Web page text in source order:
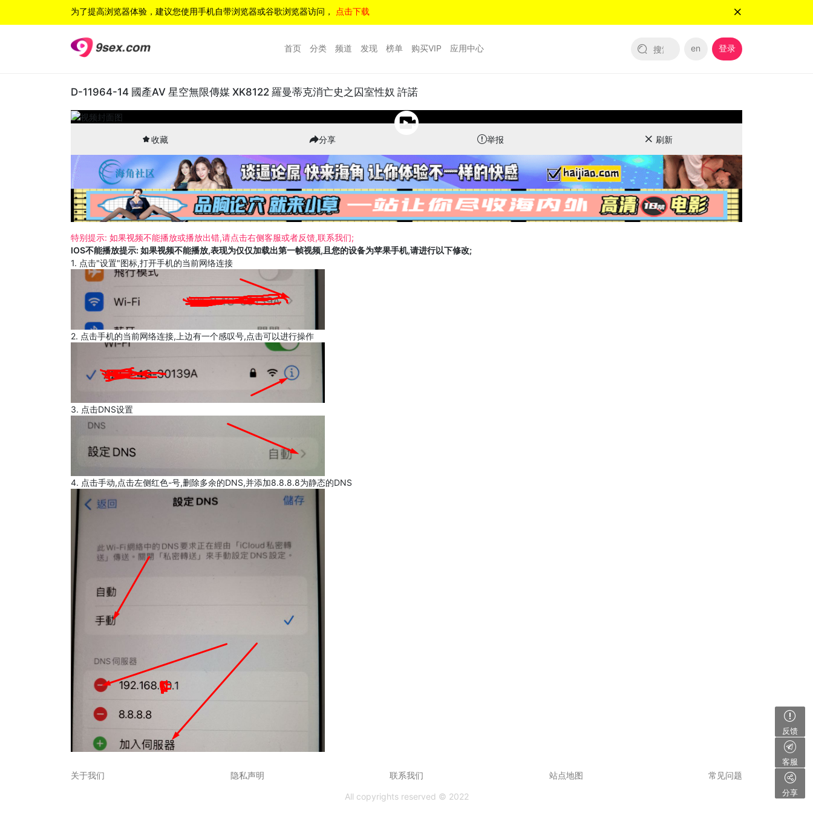
为了提高浏览器体验，建议您使用手机自带浏览器或谷歌浏览器访问， 点击下载
首页 分类 频道 发现 榜单 购买VIP 应用中心 en 登录
D-11964-14 國產AV 星空無限傳媒 XK8122 羅曼蒂克消亡史之囚室性奴 許諾
收藏 分享 举报 刷新
特别提示: 如果视频不能播放或播放出错,请点击右侧客服或者反馈,联系我们;
IOS不能播放提示: 如果视频不能播放,表现为仅仅加载出第一帧视频,且您的设备为苹果手机,请进行以下修改;
1. 点击"设置"图标,打开手机的当前网络连接
2. 点击手机的当前网络连接,上边有一个感叹号,点击可以进行操作
3. 点击DNS设置
4. 点击手动,点击左侧红色-号,删除多余的DNS,并添加8.8.8.8为静态的DNS
反馈
客服
分享
关于我们 隐私声明 联系我们 站点地图 常见问题
All copyrights reserved © 2022